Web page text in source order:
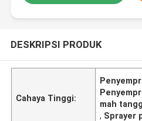
DESKRIPSI PRODUK
Cahaya Tinggi:
mah
, Sprayer